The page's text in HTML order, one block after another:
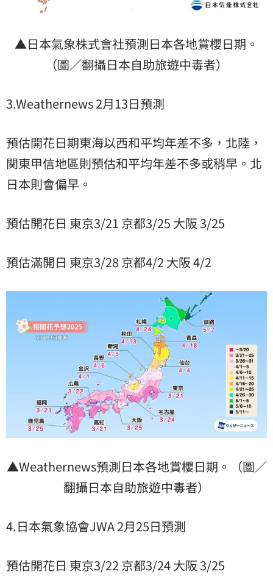
▲日本氣象株式會社預測日本各地賞櫻日期。
（圖／翻攝日本自助旅遊中毒者）
3.Weathernews 2月13日預測
預估開花日期東海以西和平均年差不多，北陸，
関東甲信地區則預估和平均年差不多或稍早。北
日本則會偏早。
預估開花日 東京3/21 京都3/25 大阪 3/25
預估滿開日 東京3/28 京都4/2 大阪 4/2
▲Weathernews預測日本各地賞櫻日期。（圖／
翻攝日本自助旅遊中毒者）
4.日本氣象協會JWA 2月25日預測
預估開花日 東京3/22 京都3/24 大阪 3/25